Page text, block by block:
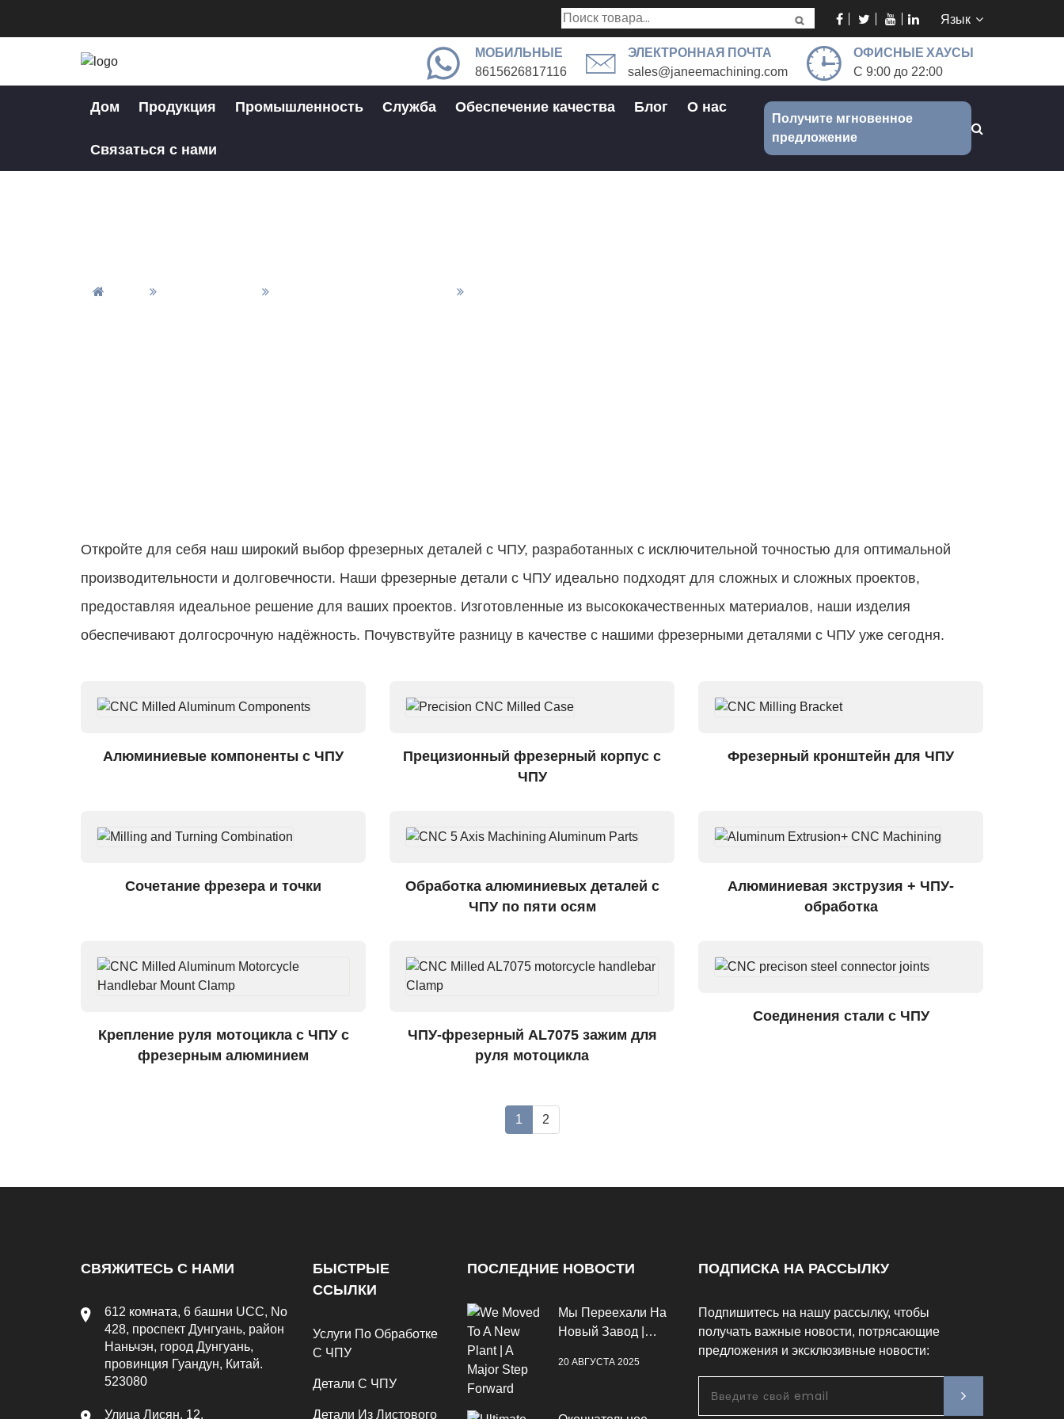
Язык
ОФИСНЫЕ ХАУСЫ
С 9:00 до 22:00
ЭЛЕКТРОННАЯ ПОЧТА
sales@janeemachining.com
МОБИЛЬНЫЕ
8615626817116
Дом Продукция Промышленность Служба Обеспечение качества Блог О нас
Связаться с нами
Получите мгновенное
предложение
Откройте для себя наш широкий выбор фрезерных деталей с ЧПУ, разработанных с исключительной точностью для оптимальной
производительности и долговечности. Наши фрезерные детали с ЧПУ идеально подходят для сложных и сложных проектов,
предоставляя идеальное решение для ваших проектов. Изготовленные из высококачественных материалов, наши изделия
обеспечивают долгосрочную надёжность. Почувствуйте разницу в качестве с нашими фрезерными деталями с ЧПУ уже сегодня.
Алюминиевые компоненты с ЧПУ
Прецизионный фрезерный корпус с
ЧПУ
Фрезерный кронштейн для ЧПУ
Сочетание фрезера и точки
Обработка алюминиевых деталей с
ЧПУ по пяти осям
Алюминиевая экструзия + ЧПУ-
обработка
Крепление руля мотоцикла с ЧПУ с
фрезерным алюминием
ЧПУ-фрезерный AL7075 зажим для
руля мотоцикла
Соединения стали с ЧПУ
1 2
СВЯЖИТЕСЬ С НАМИ
612 комната, 6 башни UCC, No
428, проспект Дунгуань, район
Наньчэн, город Дунгуань,
провинция Гуандун, Китай.
523080
Улица Лисян, 12,
БЫСТРЫЕ
ССЫЛКИ
Услуги По Обработке
С ЧПУ
Детали С ЧПУ
Детали Из Листового
ПОСЛЕДНИЕ НОВОСТИ
Мы Переехали На
Новый Завод |
Вперёд
20 АВГУСТА 2025
ПОДПИСКА НА РАССЫЛКУ
Подпишитесь на нашу рассылку, чтобы
получать важные новости, потрясающие
предложения и эксклюзивные новости: